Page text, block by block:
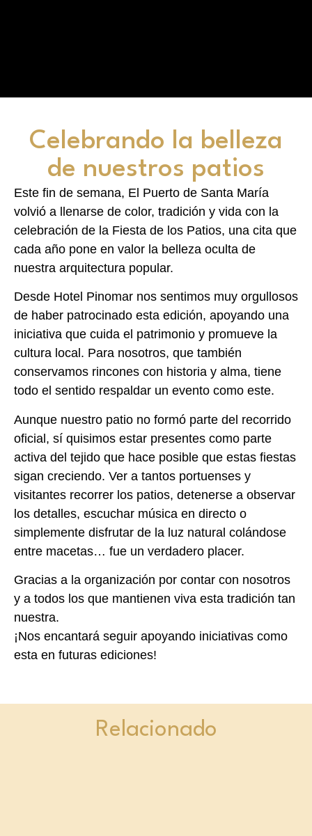
Celebrando la belleza
de nuestros patios
Este fin de semana, El Puerto de Santa María
volvió a llenarse de color, tradición y vida con la
celebración de la Fiesta de los Patios, una cita que
cada año pone en valor la belleza oculta de
nuestra arquitectura popular.
Desde Hotel Pinomar nos sentimos muy orgullosos
de haber patrocinado esta edición, apoyando una
iniciativa que cuida el patrimonio y promueve la
cultura local. Para nosotros, que también
conservamos rincones con historia y alma, tiene
todo el sentido respaldar un evento como este.
Aunque nuestro patio no formó parte del recorrido
oficial, sí quisimos estar presentes como parte
activa del tejido que hace posible que estas fiestas
sigan creciendo. Ver a tantos portuenses y
visitantes recorrer los patios, detenerse a observar
los detalles, escuchar música en directo o
simplemente disfrutar de la luz natural colándose
entre macetas… fue un verdadero placer.
Gracias a la organización por contar con nosotros
y a todos los que mantienen viva esta tradición tan
nuestra.
¡Nos encantará seguir apoyando iniciativas como
esta en futuras ediciones!
Relacionado